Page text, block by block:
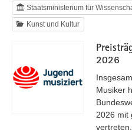
Staatsministerium für
Kunst und Kultur
2026
Musiker
2026 mit